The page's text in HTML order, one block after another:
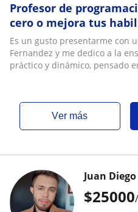
Profesor de
cero o mejora tus
Es un gusto presentarme con
Fernandez y me dedico a la
práctico y dinámico, pensado
ver más
$25000
Juan Diego